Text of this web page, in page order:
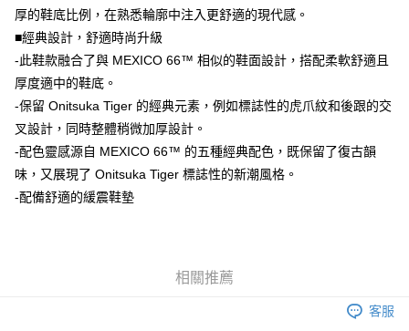
萊爾富取貨付款
每筆NT$80，滿NT$6,000(含以上)免運費
付款後萊爾富取貨
每筆NT$80，滿NT$6,000(含以上)免運費
7-11取貨付款
每筆NT$80，滿NT$6,000(含以上)免運費
付款後7-11取貨
每筆NT$120，滿NT$6,000(含以上)免運費
厚的鞋底比例，在熟悉輪廓中注入更舒適的現代感。
■經典設計，舒適時尚升級
-此鞋款融合了與 MEXICO 66™ 相似的鞋面設計，搭配柔軟舒適且
厚度適中的鞋底。
-保留 Onitsuka Tiger 的經典元素，例如標誌性的虎爪紋和後跟的交
叉設計，同時整體稍微加厚設計。
-配色靈感源自 MEXICO 66™ 的五種經典配色，既保留了復古韻
味，又展現了 Onitsuka Tiger 標誌性的新潮風格。
-配備舒適的緩震鞋墊
相關推薦
客服